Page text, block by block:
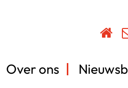
Over ons